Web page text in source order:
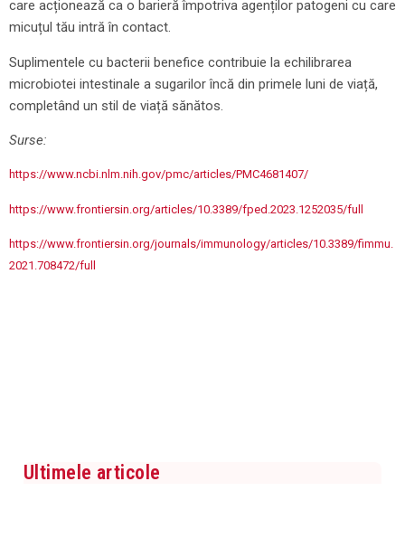
care acționează ca o barieră împotriva agenților patogeni cu care
micuțul tău intră în contact.
Suplimentele cu bacterii benefice contribuie la echilibrarea
microbiotei intestinale a sugarilor încă din primele luni de viață,
completând un stil de viață sănătos.
Surse:
https://www.ncbi.nlm.nih.gov/pmc/articles/PMC4681407/
https://www.frontiersin.org/articles/10.3389/fped.2023.1252035/full
https://www.frontiersin.org/journals/immunology/articles/10.3389/fimmu.
2021.708472/full
Ultimele articole